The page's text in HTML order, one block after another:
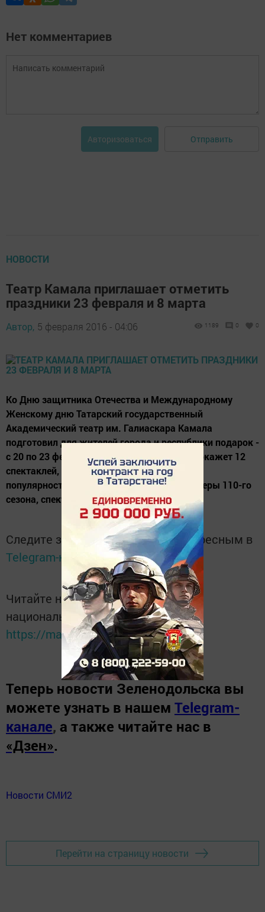
Нет комментариев
Авторизоваться Отправить
НОВОСТИ
Театр Камала приглашает отметить
праздники 23 февраля и 8 марта
Автор, 5 февраля 2016 - 04:06 1189 0 0
Ко Дню защитника Отечества и Международному
Женскому дню Татарский государственный
Академический театр им. Галиаскара Камала
подготовил для жителей города и республики подарок -
с 20 по 23 февраля и с 5 по 8 марта театр покажет 12
спектаклей, которые пользуются большой
популярностью у зрителей. В афише: премьеры 110-го
сезона, спектакли-участники...
Следите за самым важным и интересным в
Telegram-каналеТатмедиа
Читайте новости Татарстана в
национальном мессенджере MАХ:
https://max.ru/tatmedia
Теперь новости Зеленодольска вы
можете узнать в нашем Telegram-
канале, а также читайте нас в
«Дзен».
Новости СМИ2
Перейти на страницу новости